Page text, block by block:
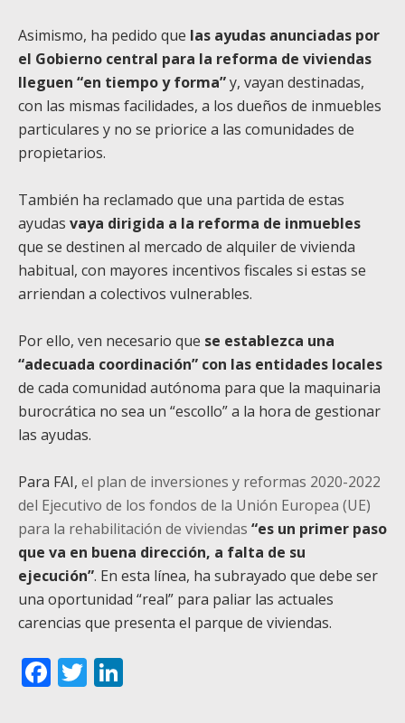
Asimismo, ha pedido que las ayudas anunciadas por
el Gobierno central para la reforma de viviendas
lleguen “en tiempo y forma”y, vayan destinadas,
con las mismas facilidades, a los dueños de inmuebles
particulares y no se priorice a las comunidades de
propietarios.
También ha reclamado que una partida de estas
ayudas vaya dirigida a la reforma de inmuebles
que se destinen al mercado de alquiler de vivienda
habitual, con mayores incentivos fiscales si estas se
arriendan a colectivos vulnerables.
Por ello, ven necesario que se establezca una
“adecuada coordinación” con las entidades locales
de cada comunidad autónoma para que la maquinaria
burocrática no sea un “escollo” a la hora de gestionar
las ayudas.
Para FAI, el plan de inversiones y reformas 2020-2022
del Ejecutivo de los fondos de la Unión Europea (UE)
para la rehabilitación de viviendas “es un primer paso
que va en buena dirección, a falta de su
ejecución”. En esta línea, ha subrayado que debe ser
una oportunidad “real” para paliar las actuales
carencias que presenta el parque de viviendas.
Facebook
Twitter